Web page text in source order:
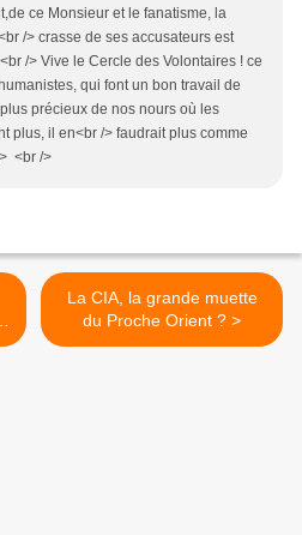
ce Monsieur et le fanatisme, la
/> crasse de ses accusateurs est
/> Vive le Cercle des Volontaires ! ce
qui font un bon travail de
précieux de nos nours où les
plus, il en<br /> faudrait plus comme
<br />
La CIA, la grande muette
du Proche Orient ? >